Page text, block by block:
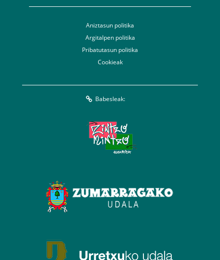
Aniztasun politika
Argitalpen politika
Pribatutasun politika
Cookieak
Babesleak: